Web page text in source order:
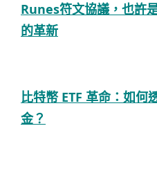
Runes符文協議，也許
的革新
比特幣 ETF 革命：如何
金？